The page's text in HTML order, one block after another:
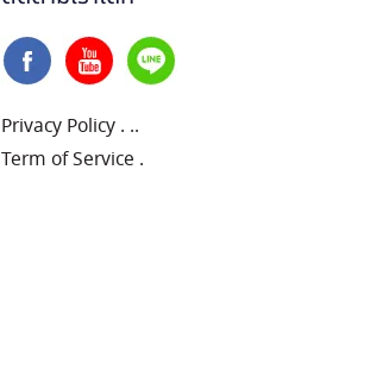
Privacy Policy . ..
Term of Service .